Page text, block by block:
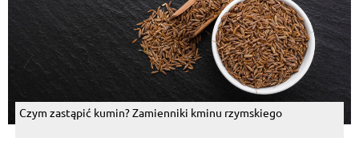
Czym zastąpić kumin? Zamienniki kminu rzymskiego